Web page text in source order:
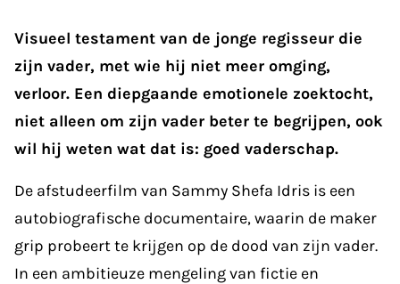
Visueel testament van de jonge regisseur die
zijn vader, met wie hij niet meer omging,
verloor. Een diepgaande emotionele zoektocht,
niet alleen om zijn vader beter te begrijpen, ook
wil hij weten wat dat is: goed vaderschap.
De afstudeerfilm van Sammy Shefa Idris is een
autobiografische documentaire, waarin de maker
grip probeert te krijgen op de dood van zijn vader.
In een ambitieuze mengeling van fictie en